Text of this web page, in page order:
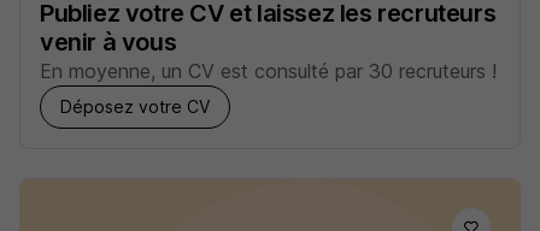
Publiez votre CV et laissez les recruteurs
venir à vous
En moyenne, un CV est consulté par 30 recruteurs !
Déposez votre CV